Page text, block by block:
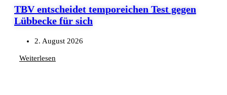
TBV entscheidet temporeichen Test gegen
Lübbecke für sich
2. August 2026
Weiterlesen